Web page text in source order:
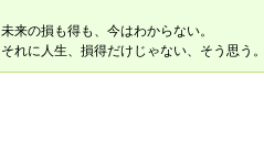
未来の損も得も、今はわからない。
それに人生、損得だけじゃない、そう思う